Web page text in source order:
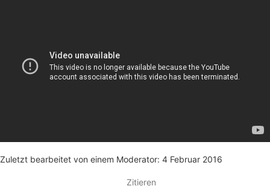
Zuletzt bearbeitet von einem Moderator: 4 Februar 2016
Zitieren